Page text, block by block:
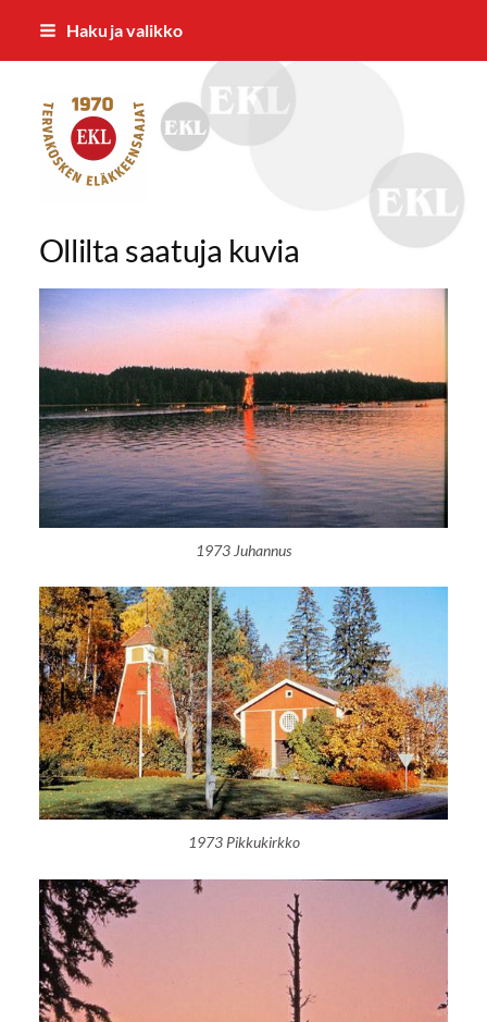
Siirry
Haku ja valikko
Tervakosken Eläkkeensaajat ry
Ollilta saatuja kuvia
1973 Juhannus
1973 Pikkukirkko